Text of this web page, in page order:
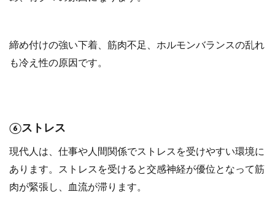
締め付けの強い下着、筋肉不足、ホルモンバランスの乱れ
も冷え性の原因です。
⑥ストレス
現代人は、仕事や人間関係でストレスを受けやすい環境に
あります。ストレスを受けると交感神経が優位となって筋
肉が緊張し、血流が滞ります。